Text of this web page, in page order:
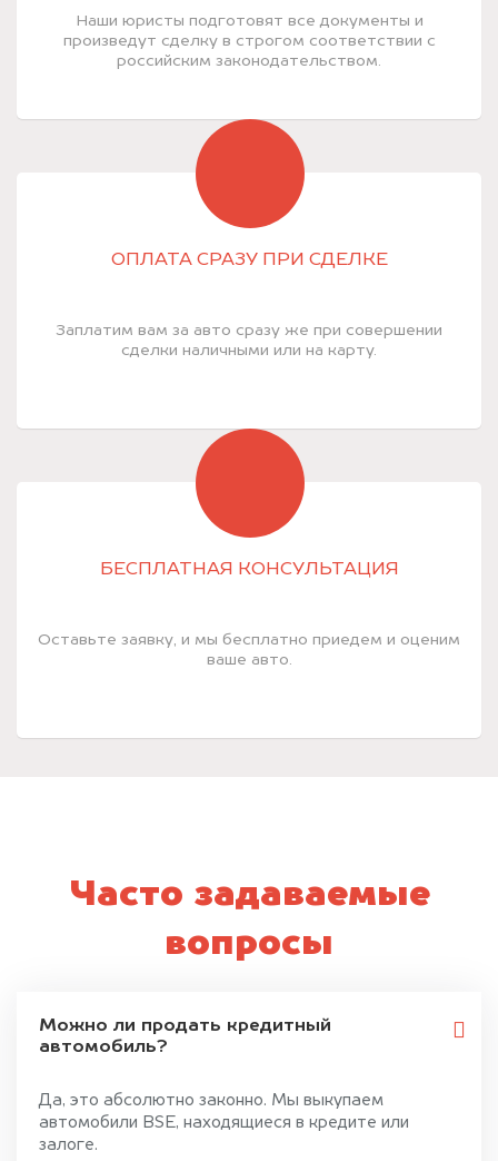
Наши юристы подготовят все документы и
произведут сделку в строгом соответствии с
российским законодательством.
ОПЛАТА СРАЗУ ПРИ СДЕЛКЕ
Заплатим вам за авто сразу же при совершении
сделки наличными или на карту.
БЕСПЛАТНАЯ КОНСУЛЬТАЦИЯ
Оставьте заявку, и мы бесплатно приедем и оценим
ваше авто.
Часто задаваемые
вопросы
Можно ли продать кредитный
автомобиль?
Да, это абсолютно законно. Мы выкупаем
автомобили BSE, находящиеся в кредите или
залоге.